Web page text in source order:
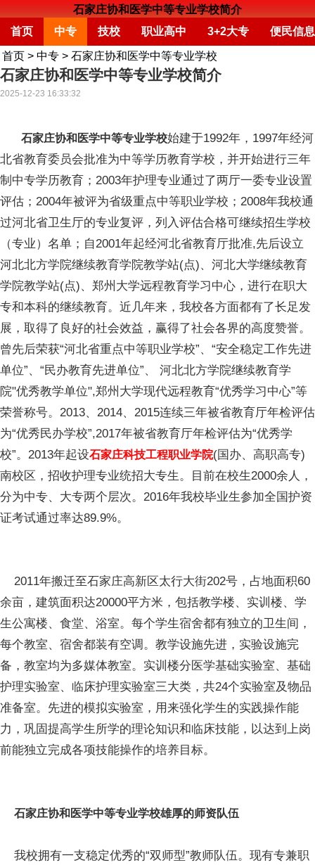
石家庄协和医学中等专业学校简介
首页
中专 技校 职业高中 3+2大专 便民信息
首页 > 中专 > 石家庄协和医学中等专业学校
石家庄协和医学中等专业学校简介
2025-12-23 16:33:32
石家庄协和医学中等专业学校始建于1992年，1997年经河
北省教育委员会批准为中等学历教育学校，并开始进行三年
制中专学历教育；2003年护理专业通过了两厅一委专业设置
评估；2004年被评为省级重点中等职业学校；2008年我校通
过河北省卫生厅的专业复评，列入评估合格可继续招生学校
（专业）名单；自2001年起经河北省教育厅批准,先后设立
河北北方学院继续教育学院教学站(点)、河北大学继续教育
学院教学站(点)、郑州大学远程教育学习中心，进行在职大
专和本科的继续教育。近几年来，我校各方面都有了长足发
展，取得了良好的社会效益，赢得了社会各界的高度赞誉。
曾先后荣获“河北省重点中等职业学校”、“安全稳定工作先进
单位”、“民办教育先进单位”、 河北北方学院继续教育学
院"优秀教学单位",郑州大学现代远程教育“优秀学习中心”等
荣誉称号。2013、2014、2015连续三年被省教育厅年检评估
为“优秀民办学校”,2017年被省教育厅年检评估为“优秀学
校”。2013年起设石家庄科技工程职业学院(国办、高职高专)
南校区，招收护理专业统招大专生。目前在校生2000余人，
分为中专、大专两个层次。2016年我校毕业生参加全国护资
证考试通过率达89.9%。
2011年搬迁至石家庄高新区太行大街202号，占地面积60
余亩，建筑面积达20000平方米，包括教学楼、实训楼、学
生公寓楼、食堂、浴室。每个学生宿舍都有独立的卫生间，
每个教室、宿舍都装有空调。教学设施先进，实验设施完
备，教室均为多媒体教室。实训楼分医学基础实验室、基础
护理实验室、临床护理实验室三大类，共24个实验室及物品
准备室。先进的模拟实验室，用来强化学生的实践操作能
力，巩固提高学生所学的理论知识和临床技能，以达到上岗
前能独立完成各项技能操作的培养目标。
石家庄协和医学中等专业学校雄厚的师资队伍
我校拥有一支稳定优秀的“双师型”教师队伍。现有专兼职